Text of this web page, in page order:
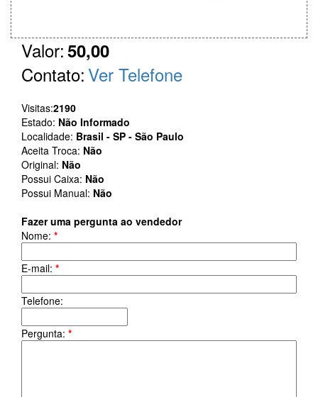
Valor:50,00
Contato:Ver Telefone
Visitas:2190
Estado: Não Informado
Localidade: Brasil - SP - São Paulo
Aceita Troca: Não
Original: Não
Possui Caixa: Não
Possui Manual: Não
Fazer uma pergunta ao vendedor
Nome: *
E-mail: *
Telefone:
Pergunta: *